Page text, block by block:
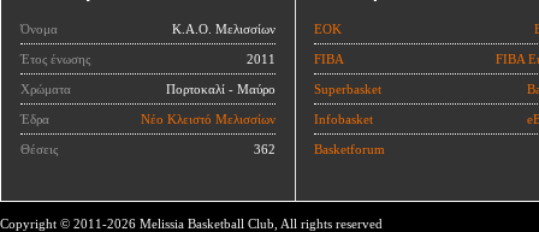
Όνομα Κ.Α.Ο. Μελισσίων
Έτος ένωσης 2011
Χρώματα Πορτοκαλί - Μαύρο
Έδρα Νέο Κλειστό Μελισσίων
Θέσεις 362
ΕΟΚ
FIBA FIBA
Superbasket
Infobasket
Basketforum
Copyright © 2011-2026 Melissia Basketball Club, All rights reserved